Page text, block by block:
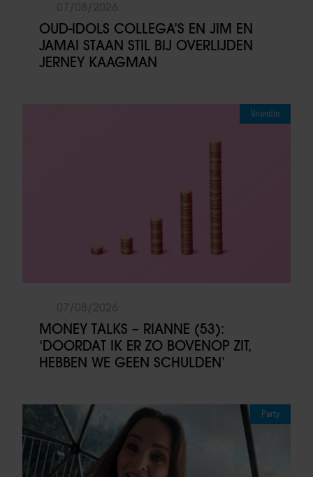
OUD-IDOLS COLLEGA’S EN JIM EN
JAMAI STAAN STIL BIJ OVERLIJDEN
JERNEY KAAGMAN
Vriendin
MONEY TALKS – RIANNE (53):
‘DOORDAT IK ER ZO BOVENOP ZIT,
HEBBEN WE GEEN SCHULDEN’
Party